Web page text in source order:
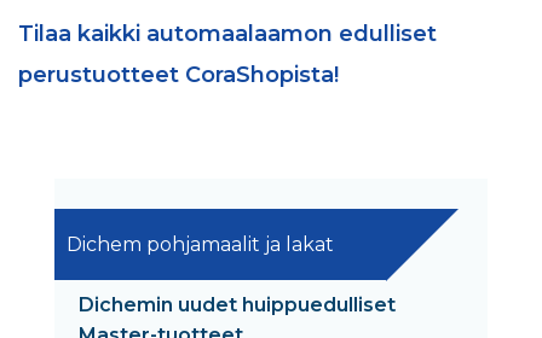
Tilaa kaikki automaalaamon edulliset
perustuotteet CoraShopista!
Dichem pohjamaalit ja lakat
Dichemin uudet huippuedulliset